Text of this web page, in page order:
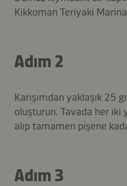
Kikkoman Teriyaki
Adım 2
Karışımdan yaklaşık 25
oluşturun. Tavada her iki
alıp tamamen pişene
Adım 3